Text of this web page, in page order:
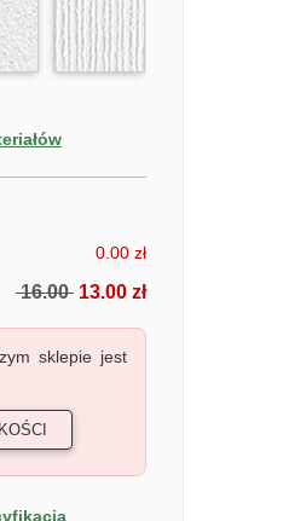
AKWARELA MIASTO
0.00 zł
16.0013.00 zł
sklepie jest